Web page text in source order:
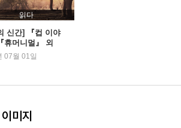
배자 인간, 공존으로의 여정
은 숲으로 달려라
험한 동물과 가난한 사람들
그, 휴머니멀의 여정이 도달한 곳
읽다
신간] 『컵 이야
휴머니멀』 외
07월 01일
미지